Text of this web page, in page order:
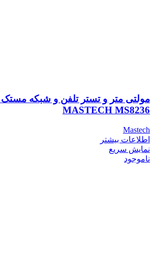
مولتی متر و تستر تلفن و شبکه
MASTECH MS8236
Mastech
اطلاعات بیشتر
نمایش سریع
ناموجود